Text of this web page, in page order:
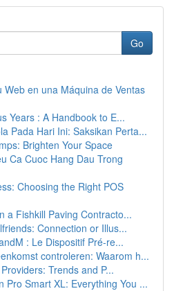
Go
Web en una Máquina de Ventas
Years : A Handbook to E...
Pada Hari Ini: Saksikan Perta...
Brighten Your Space
Ca Cuoc Hang Dau Trong
Choosing the Right POS
a Fishkill Paving Contracto...
Connection or Illus...
: Le Dispositif Pré-re...
controleren: Waarom h...
Trends and P...
Pro Smart XL: Everything You ...